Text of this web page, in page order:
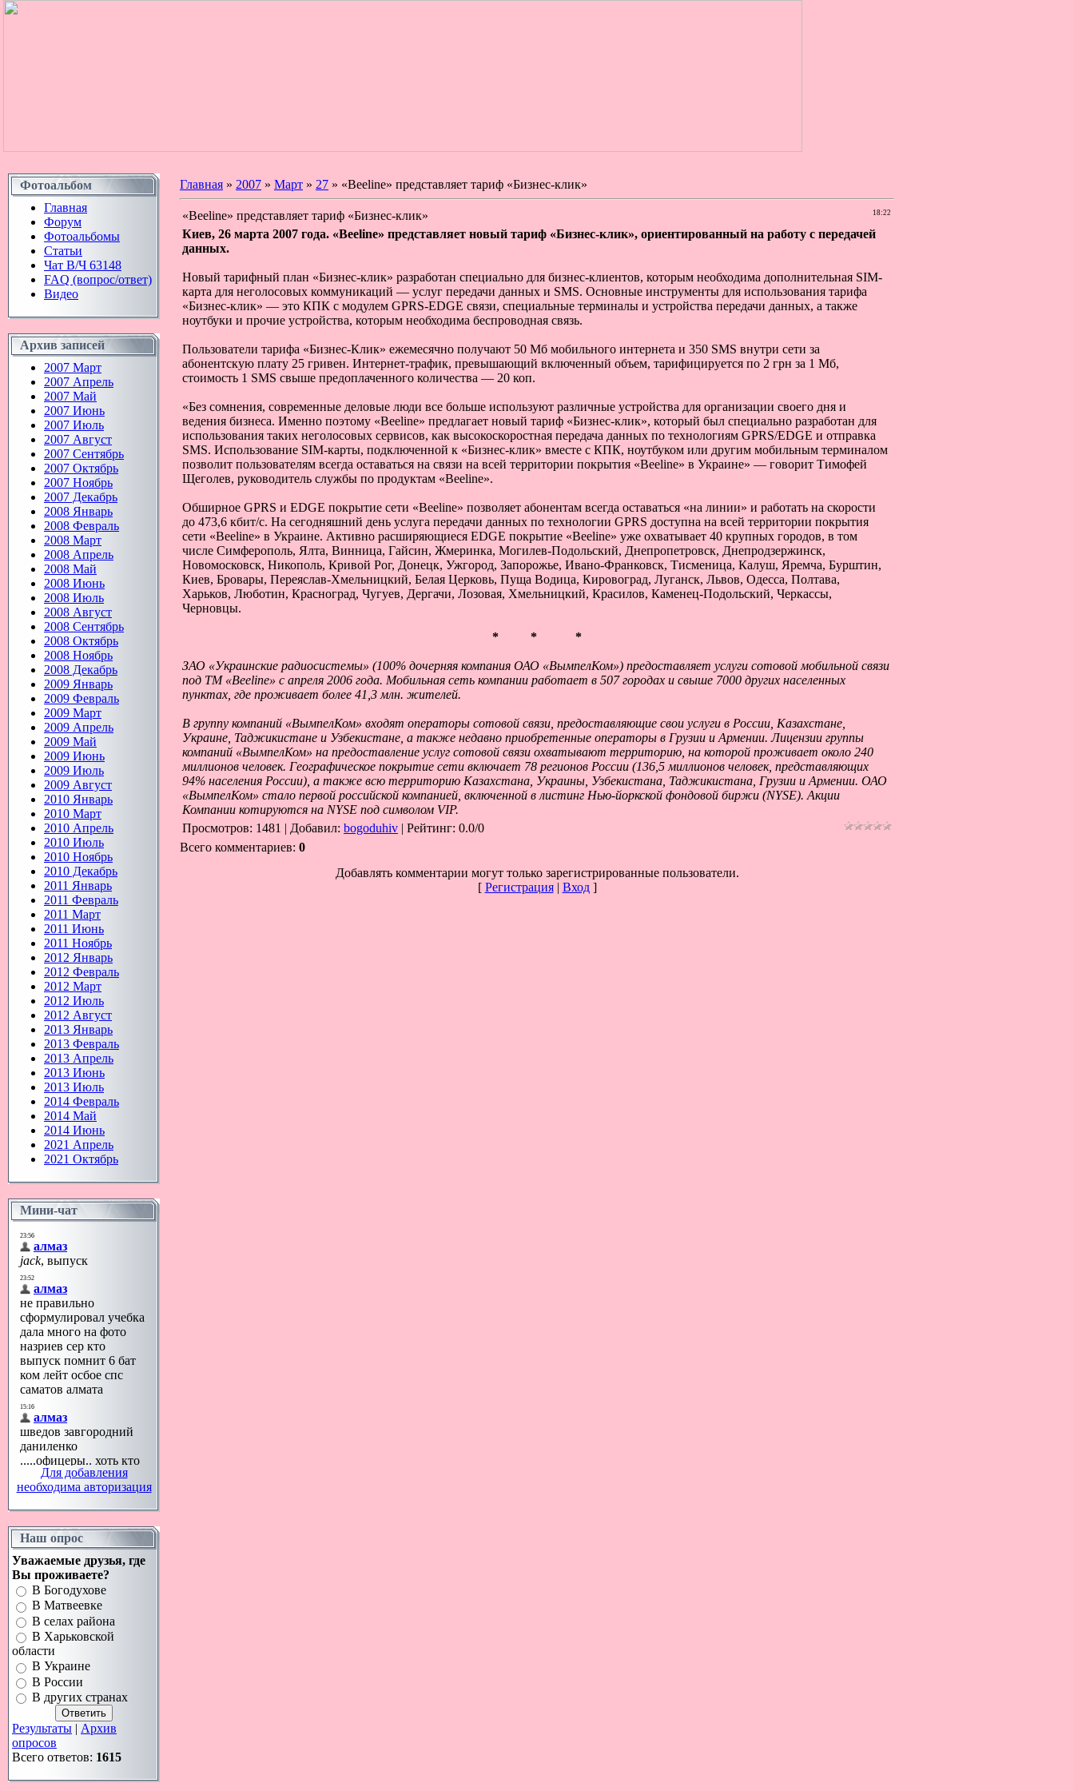
Фотоальбом
Главная
Форум
Фотоальбомы
Статьи
Чат В/Ч 63148
FAQ (вопрос/ответ)
Видео
Архив записей
2007 Март
2007 Апрель
2007 Май
2007 Июнь
2007 Июль
2007 Август
2007 Сентябрь
2007 Октябрь
2007 Ноябрь
2007 Декабрь
2008 Январь
2008 Февраль
2008 Март
2008 Апрель
2008 Май
2008 Июнь
2008 Июль
2008 Август
2008 Сентябрь
2008 Октябрь
2008 Ноябрь
2008 Декабрь
2009 Январь
2009 Февраль
2009 Март
2009 Апрель
2009 Май
2009 Июнь
2009 Июль
2009 Август
2010 Январь
2010 Март
2010 Апрель
2010 Июль
2010 Ноябрь
2010 Декабрь
2011 Январь
2011 Февраль
2011 Март
2011 Июнь
2011 Ноябрь
2012 Январь
2012 Февраль
2012 Март
2012 Июль
2012 Август
2013 Январь
2013 Февраль
2013 Апрель
2013 Июнь
2013 Июль
2014 Февраль
2014 Май
2014 Июнь
2021 Апрель
2021 Октябрь
Мини-чат
Для добавления
необходима авторизация
Наш опрос
Уважаемые друзья, где
Вы проживаете?
В Богодухове
В Матвеевке
В селах района
В Харьковской
области
В Украине
В России
В других странах
Результаты | Архив
опросов
Всего ответов: 1615
Главная » 2007 » Март » 27 » «Beeline» представляет тариф «Бизнес-клик»
18:22
«Beeline» представляет тариф «Бизнес-клик»
Киев, 26 марта 2007 года. «Beeline» представляет новый тариф «Бизнес-клик», ориентированный на работу с передачей
данных.
Новый тарифный план «Бизнес-клик» разработан специально для бизнес-клиентов, которым необходима дополнительная SIM-
карта для неголосовых коммуникаций — услуг передачи данных и SMS. Основные инструменты для использования тарифа
«Бизнес-клик» — это КПК с модулем GPRS-EDGE связи, специальные терминалы и устройства передачи данных, а также
ноутбуки и прочие устройства, которым необходима беспроводная связь.
Пользователи тарифа «Бизнес-Клик» ежемесячно получают 50 Мб мобильного интернета и 350 SMS внутри сети за
абонентскую плату 25 гривен. Интернет-трафик, превышающий включенный объем, тарифицируется по 2 грн за 1 Мб,
стоимость 1 SMS свыше предоплаченного количества — 20 коп.
«Без сомнения, современные деловые люди все больше используют различные устройства для организации своего дня и
ведения бизнеса. Именно поэтому «Beeline» предлагает новый тариф «Бизнес-клик», который был специально разработан для
использования таких неголосовых сервисов, как высокоскоростная передача данных по технологиям GPRS/EDGE и отправка
SMS. Использование SIM-карты, подключенной к «Бизнес-клик» вместе с КПК, ноутбуком или другим мобильным терминалом
позволит пользователям всегда оставаться на связи на всей территории покрытия «Beeline» в Украине» — говорит Тимофей
Щеголев, руководитель службы по продуктам «Beeline».
Обширное GPRS и EDGE покрытие сети «Beeline» позволяет абонентам всегда оставаться «на линии» и работать на скорости
до 473,6 кбит/с. На сегодняшний день услуга передачи данных по технологии GPRS доступна на всей территории покрытия
сети «Beeline» в Украине. Активно расширяющиеся EDGE покрытие «Beeline» уже охватывает 40 крупных городов, в том
числе Симферополь, Ялта, Винница, Гайсин, Жмеринка, Могилев-Подольский, Днепропетровск, Днепродзержинск,
Новомосковск, Никополь, Кривой Рог, Донецк, Ужгород, Запорожье, Ивано-Франковск, Тисменица, Калуш, Яремча, Бурштин,
Киев, Бровары, Переяслав-Хмельницкий, Белая Церковь, Пуща Водица, Кировоград, Луганск, Львов, Одесса, Полтава,
Харьков, Люботин, Красноград, Чугуев, Дергачи, Лозовая, Хмельницкий, Красилов, Каменец-Подольский, Черкассы,
Черновцы.
* * *
ЗАО «Украинские радиосистемы» (100% дочерняя компания ОАО «ВымпелКом») предоставляет услуги сотовой мобильной связи
под ТМ «Beeline» с апреля 2006 года. Мобильная сеть компании работает в 507 городах и свыше 7000 других населенных
пунктах, где проживает более 41,3 млн. жителей.
В группу компаний «ВымпелКом» входят операторы сотовой связи, предоставляющие свои услуги в России, Казахстане,
Украине, Таджикистане и Узбекистане, а также недавно приобретенные операторы в Грузии и Армении. Лицензии группы
компаний «ВымпелКом» на предоставление услуг сотовой связи охватывают территорию, на которой проживает около 240
миллионов человек. Географическое покрытие сети включает 78 регионов России (136,5 миллионов человек, представляющих
94% населения России), а также всю территорию Казахстана, Украины, Узбекистана, Таджикистана, Грузии и Армении. ОАО
«ВымпелКом» стало первой российской компанией, включенной в листинг Нью-йоркской фондовой биржи (NYSE). Акции
Компании котируются на NYSE под символом VIP.
Просмотров: 1481 | Добавил: bogoduhiv | Рейтинг: 0.0/0
Всего комментариев: 0
Добавлять комментарии могут только зарегистрированные пользователи.
[ Регистрация| Вход]